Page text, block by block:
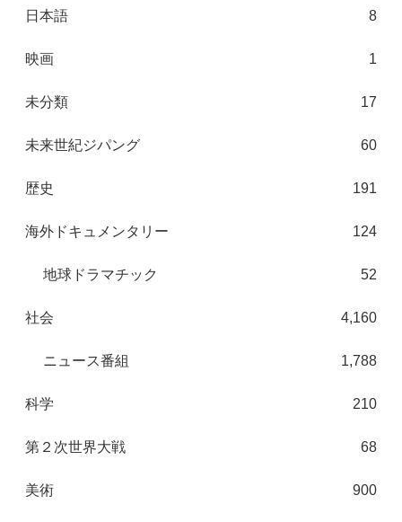
日本語 8
映画 1
未分類 17
未来世紀ジパング 60
歴史 191
海外ドキュメンタリー 124
地球ドラマチック 52
社会 4,160
ニュース番組 1,788
科学 210
第２次世界大戦 68
美術 900